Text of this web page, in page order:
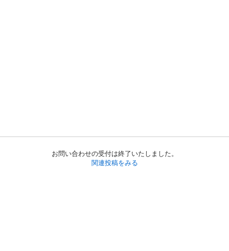
お問い合わせの受付は終了いたしました。
関連投稿をみる